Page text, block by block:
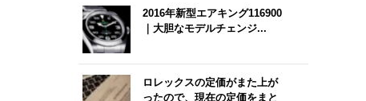
2016年新型エアキング116900
｜大胆なモデルチェンジ...
ロレックスの定価がまた上が
ったので、現在の定価をまと